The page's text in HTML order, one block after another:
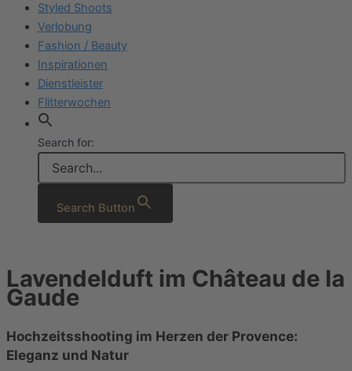
Styled Shoots
Verlobung
Fashion / Beauty
Inspirationen
Dienstleister
Flitterwochen
Search for:
Search Button
Lavendelduft im Château de la
Gaude
Hochzeitsshooting im Herzen der Provence:
Eleganz und Natur